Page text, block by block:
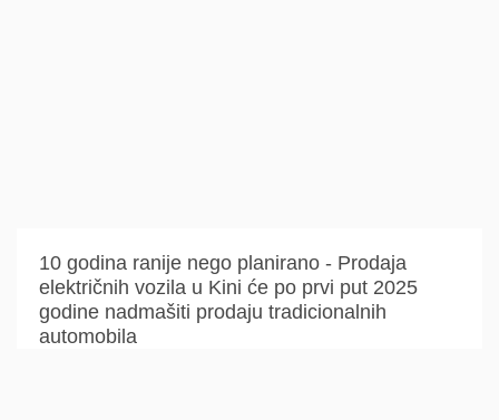
10 godina ranije nego planirano - Prodaja
električnih vozila u Kini će po prvi put 2025
godine nadmašiti prodaju tradicionalnih
automobila